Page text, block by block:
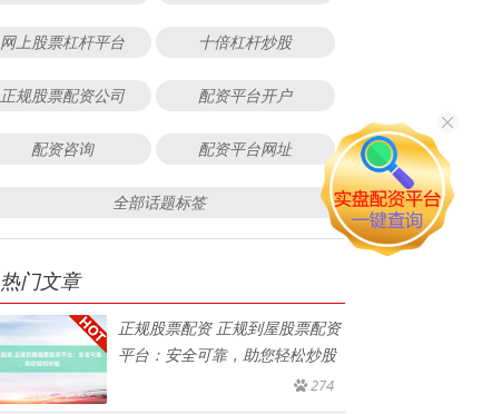
网上股票杠杆平台 十倍杠杆炒股
正规股票配资公司 配资平台开户
配资咨询 配资平台网址
全部话题标签
热门文章
正规股票配资 正规到屋股票配资
平台：安全可靠，助您轻松炒股
274